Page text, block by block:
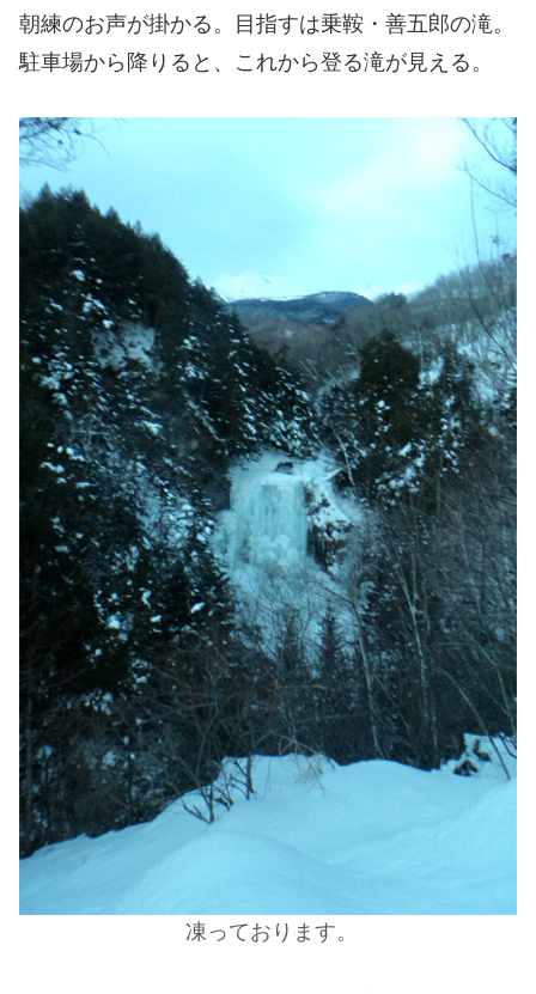
朝練のお声が掛かる。目指すは乗鞍・善五郎の滝。
駐車場から降りると、これから登る滝が見える。
凍っております。